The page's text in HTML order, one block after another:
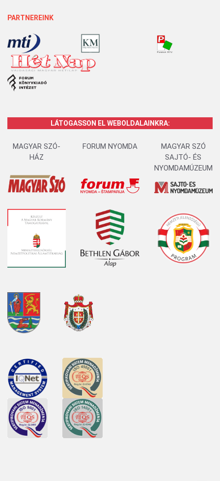
PARTNEREINK
LÁTOGASSON EL WEBOLDALAINKRA:
MAGYAR SZÓ-
HÁZ
FORUM NYOMDA
MAGYAR SZÓ
SAJTÓ- ÉS
NYOMDAMÚZEUM